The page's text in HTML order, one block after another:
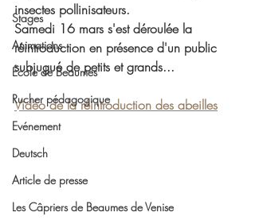
Stages
Animations
École de Beaumes
Rucher pédagogique
Evénement
Deutsch
Article de presse
Les Câpriers de Beaumes de Venise
insectes pollinisateurs.
Samedi 16 mars s'est déroulée la
réintroduction en présence d'un public
subjugué de petits et grands...
Vidéo de la réintroduction des abeilles